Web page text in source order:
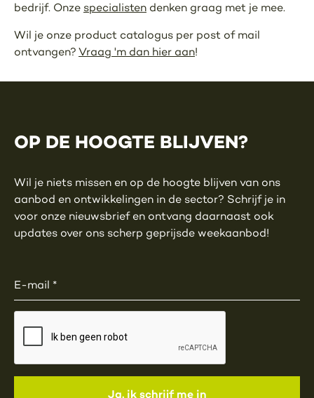
bedrijf. Onze specialisten denken graag met je mee.
Wil je onze product catalogus per post of mail
ontvangen? Vraag 'm dan hier aan!
OP DE HOOGTE BLIJVEN?
Wil je niets missen en op de hoogte blijven van ons
aanbod en ontwikkelingen in de sector? Schrijf je in
voor onze nieuwsbrief en ontvang daarnaast ook
updates over ons scherp geprijsde weekaanbod!